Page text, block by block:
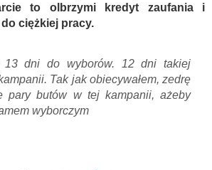
to olbrzymi kredyt zaufania i
ciężkiej pracy.
13 dni do wyborów. 12 dni takiej
Tak jak obiecywałem, zedrę
pary butów w tej kampanii, ażeby
wyborczym